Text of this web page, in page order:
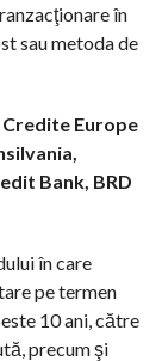
în
sau metoda de
Credite Europe
Bank, BRD
în care
pe termen
10 ani, către
precum şi